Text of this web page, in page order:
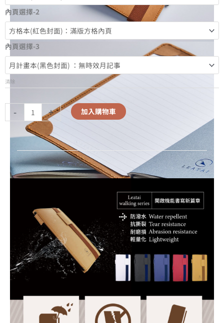
內頁選擇-2
內頁選擇-3
清除
- + 加入購物車